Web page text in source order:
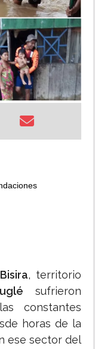
Bisira, territorio
sufrieron
constantes
horas de la
ese sector del